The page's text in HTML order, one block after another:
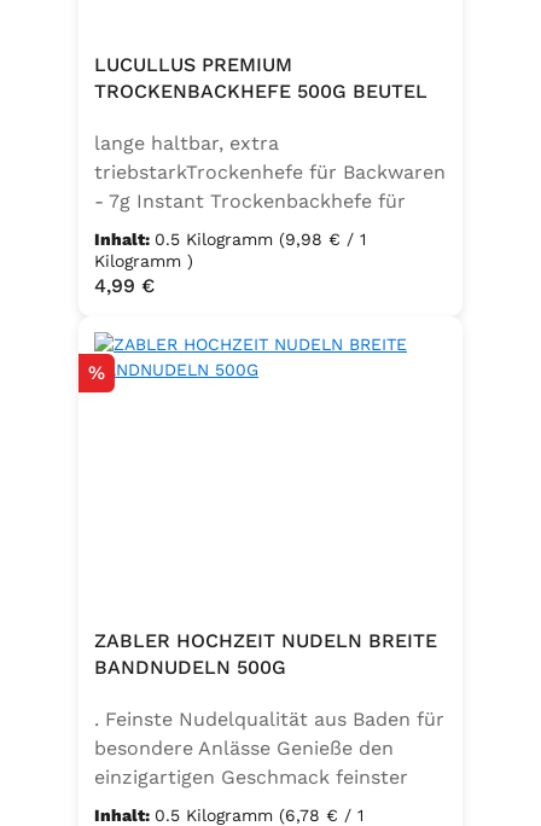
LUCULLUS PREMIUM
TROCKENBACKHEFE 500G BEUTEL
lange haltbar, extra
triebstarkTrockenhefe für Backwaren
- 7g Instant Trockenbackhefe für
500g Weizenmehl, entspricht 25g
FrischhefeZutaten: Trockenbackhefe,
Emulgator Sorbitanmonostearat
Inhalt: 0.5 Kilogramm (9,98 € / 1
Kilogramm )
Regulärer Preis:
4,99 €
Rabatt
%
ZABLER HOCHZEIT NUDELN BREITE
BANDNUDELN 500G
. Feinste Nudelqualität aus Baden für
besondere Anlässe Genieße den
einzigartigen Geschmack feinster
Bandnudeln – mit den Zabler
Inhalt: 0.5 Kilogramm (6,78 € / 1